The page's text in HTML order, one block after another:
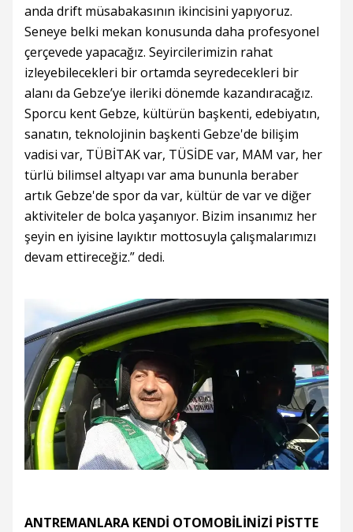
anda drift müsabakasının ikincisini yapıyoruz.
Seneye belki mekan konusunda daha profesyonel
çerçevede yapacağız. Seyircilerimizin rahat
izleyebilecekleri bir ortamda seyredecekleri bir
alanı da Gebze’ye ileriki dönemde kazandıracağız.
Sporcu kent Gebze, kültürün başkenti, edebiyatın,
sanatın, teknolojinin başkenti Gebze'de bilişim
vadisi var, TÜBİTAK var, TÜSİDE var, MAM var, her
türlü bilimsel altyapı var ama bununla beraber
artık Gebze'de spor da var, kültür de var ve diğer
aktiviteler de bolca yaşanıyor. Bizim insanımız her
şeyin en iyisine layıktır mottosuyla çalışmalarımızı
devam ettireceğiz.” dedi.
ANTREMANLARA KENDİ OTOMOBİLİNİZİ PİSTTE